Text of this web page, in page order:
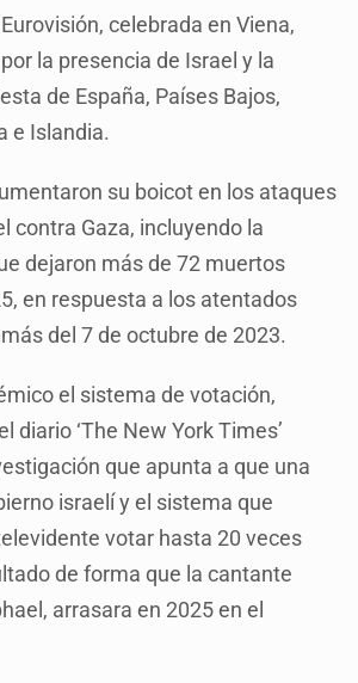
celebrada en Viena,
la presencia de Israel y la
de España, Países Bajos,
e Islandia.
su boicot en los ataques
contra Gaza, incluyendo la
dejaron más de 72 muertos
en respuesta a los atentados
del 7 de octubre de 2023.
el sistema de votación,
diario ‘The New York Times’
que apunta a que una
israelí y el sistema que
votar hasta 20 veces
de forma que la cantante
arrasara en 2025 en el